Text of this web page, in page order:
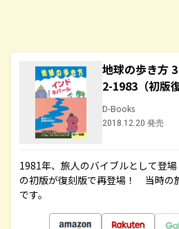
地球の歩き方
2-1983（初版
D-Books
2018.12.20 発売
1981年、旅人のバイブルとして登
の初版が復刻版で再登場！ 当時の
です。